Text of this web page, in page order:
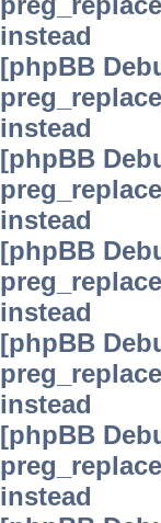
instead
[phpBB
instead
[phpBB
instead
[phpBB
instead
[phpBB
instead
[phpBB
instead